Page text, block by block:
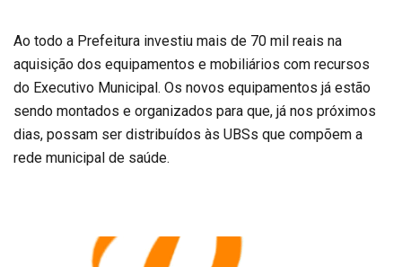
Ao todo a Prefeitura investiu mais de 70 mil reais na
aquisição dos equipamentos e mobiliários com recursos
do Executivo Municipal. Os novos equipamentos já estão
sendo montados e organizados para que, já nos próximos
dias, possam ser distribuídos às UBSs que compõem a
rede municipal de saúde.